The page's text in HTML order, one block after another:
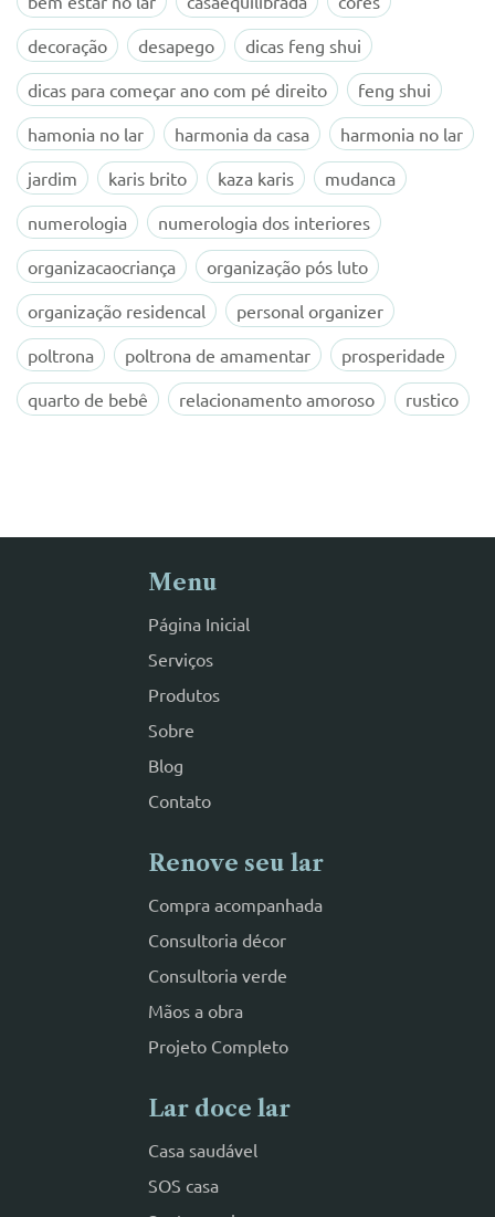
decoração
desapego
dicas feng shui
dicas para começar ano com pé direito
feng shui
hamonia no lar
harmonia da casa
harmonia no lar
jardim
karis brito kaza karis
mudanca
numerologia
numerologia dos interiores
organizacaocriança
organização pós luto
organização residencal
personal organizer
poltrona
poltrona de amamentar
prosperidade
quarto de bebê
relacionamento amoroso rustico
Menu
Página Inicial
Serviços
Produtos
Sobre
Blog
Contato
Renove seu lar
Compra acompanhada
Consultoria décor
Consultoria verde
Mãos a obra
Projeto Completo
Lar doce lar
Casa saudável
SOS casa